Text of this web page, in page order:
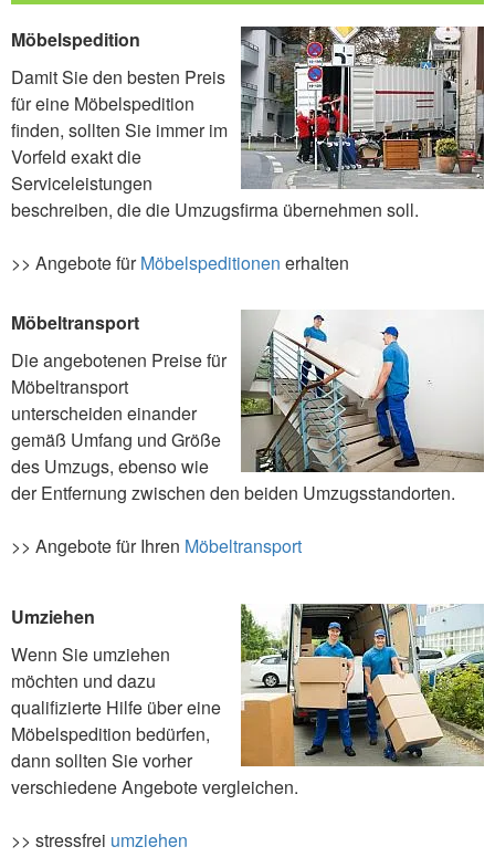
Möbelspedition
Damit Sie den besten Preis
für eine Möbelspedition
finden, sollten Sie immer im
Vorfeld exakt die
Serviceleistungen
beschreiben, die die Umzugsfirma übernehmen soll.
>> Angebote fürMöbelspeditionen erhalten
Möbeltransport
Die angebotenen Preise für
Möbeltransport
unterscheiden einander
gemäß Umfang und Größe
des Umzugs, ebenso wie
der Entfernung zwischen den beiden Umzugsstandorten.
>> Angebote für Ihren Möbeltransport
Umziehen
Wenn Sie umziehen
möchten und dazu
qualifizierte Hilfe über eine
Möbelspedition bedürfen,
dann sollten Sie vorher
verschiedene Angebote vergleichen.
>> stressfrei umziehen